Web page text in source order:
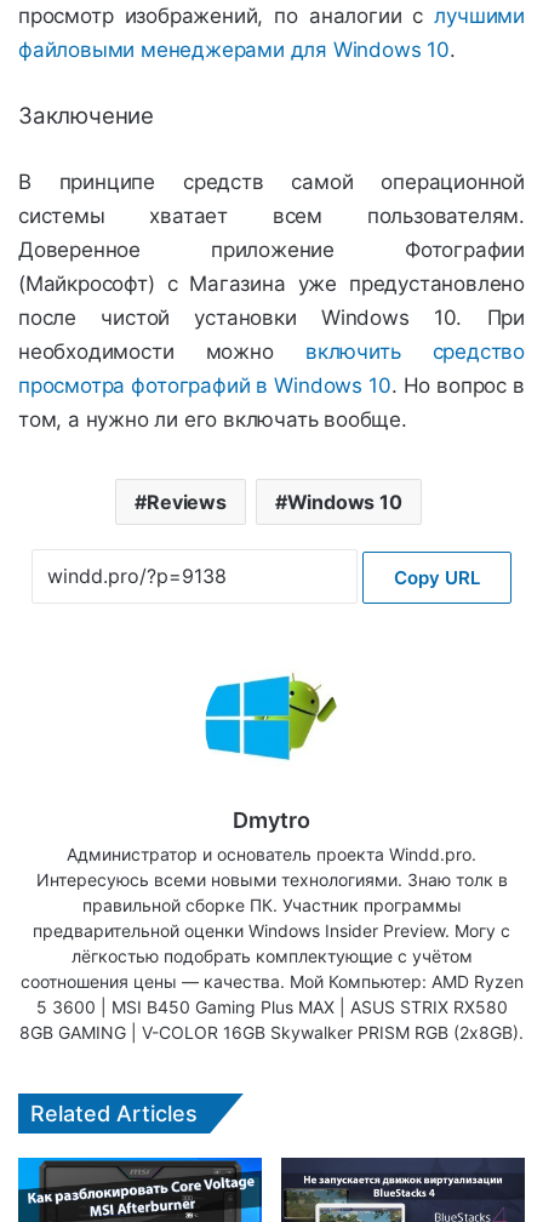
просмотр изображений, по аналогии случшими
файловыми менеджерами для Windows 10.
Заключение
В принципе средств самой операционной
системы хватает всем пользователям.
Доверенное приложение Фотографии
(Майкрософт) с Магазина уже предустановлено
после чистой установки Windows 10. При
необходимости можно включить средство
просмотра фотографий в Windows 10. Но вопрос в
том, а нужно ли его включать вообще.
Reviews Windows 10
Copy URL
Dmytro
Администратор и основатель проекта Windd.pro.
Интересуюсь всеми новыми технологиями. Знаю толк в
правильной сборке ПК. Участник программы
предварительной оценки Windows Insider Preview. Могу с
лёгкостью подобрать комплектующие с учётом
соотношения цены — качества. Мой Компьютер: AMD Ryzen
5 3600 | MSI B450 Gaming Plus MAX | ASUS STRIX RX580
8GB GAMING | V-COLOR 16GB Skywalker PRISM RGB (2х8GB).
Related Articles